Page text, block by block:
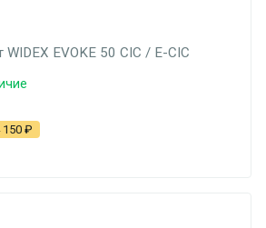
WIDEX EVOKE 50 CIC / E-CIC
150 ₽